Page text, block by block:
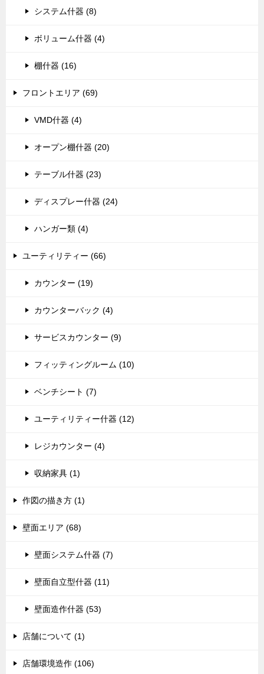
システム什器 (8)
ボリューム什器 (4)
棚什器 (16)
フロントエリア (69)
VMD什器 (4)
オープン棚什器 (20)
テーブル什器 (23)
ディスプレー什器 (24)
ハンガー類 (4)
ユーティリティー (66)
カウンター (19)
カウンターバック (4)
サービスカウンター (9)
フィッティングルーム (10)
ベンチシート (7)
ユーティリティー什器 (12)
レジカウンター (4)
収納家具 (1)
作図の描き方 (1)
壁面エリア (68)
壁面システム什器 (7)
壁面自立型什器 (11)
壁面造作什器 (53)
店舗について (1)
店舗環境造作 (106)